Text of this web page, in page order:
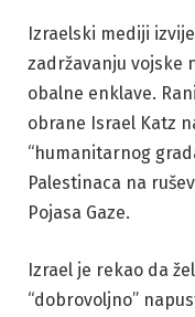
Izraelski mediji
zadržavanju vojske
obalne enklave.
obrane Israel Katz
“humanitarnog
Palestinaca na
Pojasa Gaze.
Izrael je rekao da
“dobrovoljno”